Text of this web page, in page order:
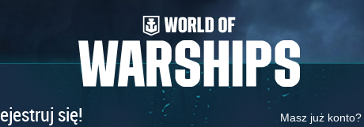
się! Masz już konto?